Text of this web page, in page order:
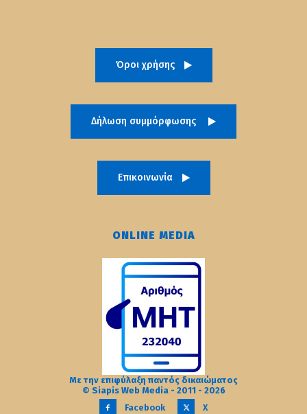
Όροι χρήσης
Δήλωση συμμόρφωσης
Επικοινωνία
ONLINE MEDIA
Με την επιφύλαξη παντός δικαιώματος
© Siapis Web Media - 2011 - 2026
Facebook
X